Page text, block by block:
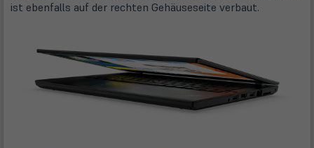
ist ebenfalls auf der rechten Gehäuseseite verbaut.